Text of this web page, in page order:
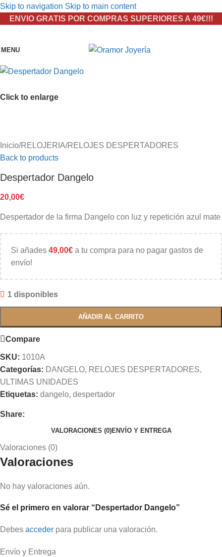
Skip to navigation Skip to main content
ENVIO GRATIS POR COMPRAS SUPERIORES A 49€!!!
MENU
Click to enlarge
Inicio/RELOJERIA/RELOJES DESPERTADORES
Back to products
Despertador Dangelo
20,00€
Despertador de la firma Dangelo con luz y repetición azul mate
Si añades 49,00€ a tu compra para no pagar gastos de
envío!
1 disponibles
AÑADIR AL CARRITO
Compare
SKU: 1010A
Categorías: DANGELO, RELOJES DESPERTADORES,
ULTIMAS UNIDADES
Etiquetas: dangelo, despertador
Share:
VALORACIONES (0)ENVÍO Y ENTREGA
Valoraciones (0)
Valoraciones
No hay valoraciones aún.
Sé el primero en valorar “Despertador Dangelo”
Debes acceder para publicar una valoración.
Envío y Entrega